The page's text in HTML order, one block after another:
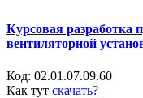
Курсовая разработка
вентиляторной
Код: 02.01.07.09.60
Как тут скачать?